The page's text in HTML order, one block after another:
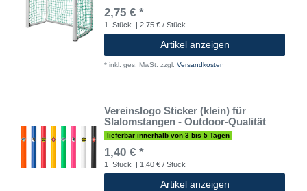
2,75 € *
1 Stück | 2,75 € / Stück
Artikel anzeigen
* inkl. ges. MwSt. zzgl. Versandkosten
Vereinslogo Sticker (klein) für
Slalomstangen - Outdoor-Qualität
lieferbar innerhalb von 3 bis 5 Tagen
1,40 € *
1 Stück | 1,40 € / Stück
Artikel anzeigen